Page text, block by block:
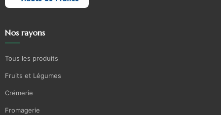
Nos rayons
Tous les produits
Fruits et Légumes
Crémerie
Fromagerie